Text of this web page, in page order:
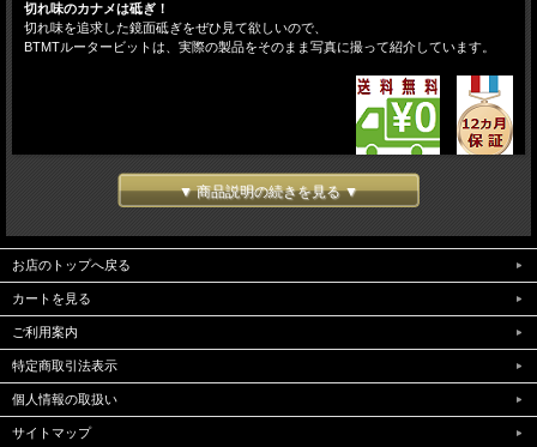
切れ味のカナメは砥ぎ！
切れ味を追求した鏡面砥ぎをぜひ見て欲しいので、
BTMTルータービットは、実際の製品をそのまま写真に撮って紹介しています。
▼ 商品説明の続きを見る ▼
お店のトップへ戻る
カートを見る
ご利用案内
特定商取引法表示
個人情報の取扱い
サイトマップ